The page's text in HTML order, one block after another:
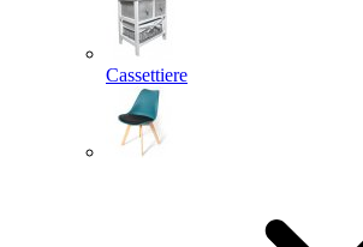
Cassettiere